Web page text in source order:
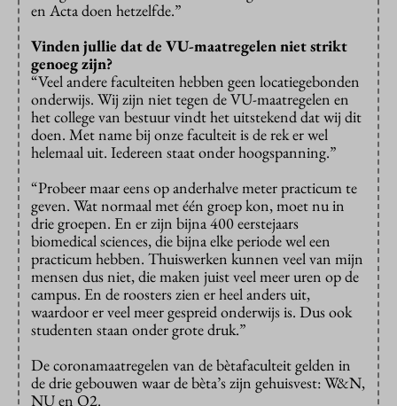
en Acta doen hetzelfde.”
Vinden jullie dat de VU-maatregelen niet strikt
genoeg zijn?
“Veel andere faculteiten hebben geen locatiegebonden
onderwijs. Wij zijn niet tegen de VU-maatregelen en
het college van bestuur vindt het uitstekend dat wij dit
doen. Met name bij onze faculteit is de rek er wel
helemaal uit. Iedereen staat onder hoogspanning.”
“Probeer maar eens op anderhalve meter practicum te
geven. Wat normaal met één groep kon, moet nu in
drie groepen. En er zijn bijna 400 eerstejaars
biomedical sciences, die bijna elke periode wel een
practicum hebben. Thuiswerken kunnen veel van mijn
mensen dus niet, die maken juist veel meer uren op de
campus. En de roosters zien er heel anders uit,
waardoor er veel meer gespreid onderwijs is. Dus ook
studenten staan onder grote druk.”
De coronamaatregelen van de bètafaculteit gelden in
de drie gebouwen waar de bèta’s zijn gehuisvest: W&N,
NU en O2.